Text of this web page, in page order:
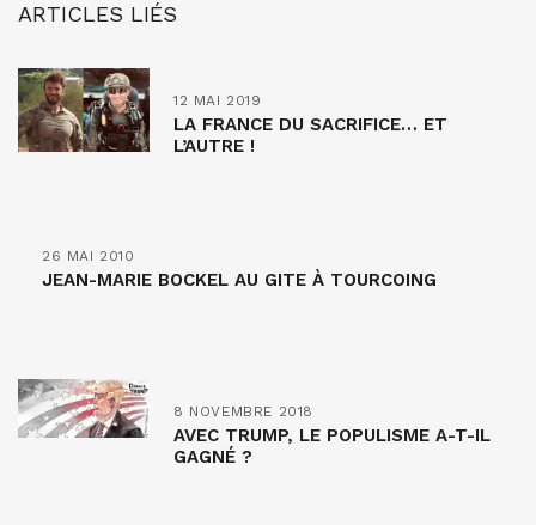
ARTICLES LIÉS
12 MAI 2019
LA FRANCE DU SACRIFICE… ET
L’AUTRE !
26 MAI 2010
JEAN-MARIE BOCKEL AU GITE À TOURCOING
8 NOVEMBRE 2018
AVEC TRUMP, LE POPULISME A-T-IL
GAGNÉ ?